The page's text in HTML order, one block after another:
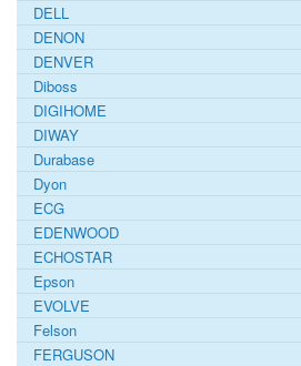
DELL
DENON
DENVER
Diboss
DIGIHOME
DIWAY
Durabase
Dyon
ECG
EDENWOOD
ECHOSTAR
Epson
EVOLVE
Felson
FERGUSON